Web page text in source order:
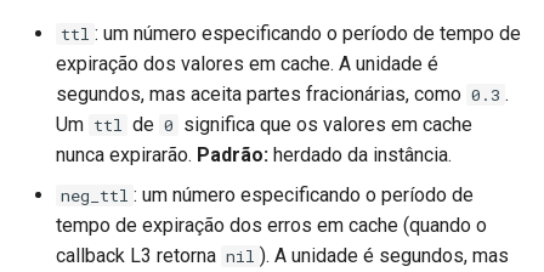
ttl : um número especificando o período de tempo de
expiração dos valores em cache. A unidade é
segundos, mas aceita partes fracionárias, como 0.3 .
Um ttl de 0 significa que os valores em cache
nunca expirarão. Padrão: herdado da instância.
neg_ttl : um número especificando o período de
tempo de expiração dos erros em cache (quando o
callback L3 retorna nil ). A unidade é segundos, mas